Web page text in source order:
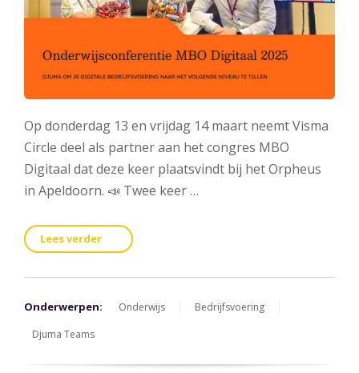
Op donderdag 13 en vrijdag 14 maart neemt Visma
Circle deel als partner aan het congres MBO
Digitaal dat deze keer plaatsvindt bij het Orpheus
in Apeldoorn. 📣 Twee keer …
Lees verder
Onderwerpen: Onderwijs
Bedrijfsvoering
Djuma Teams